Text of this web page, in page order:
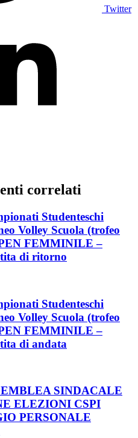
Twitter
correlati
Studenteschi
Volley Scuola (trofeo
FEMMINILE –
di ritorno
Studenteschi
Volley Scuola (trofeo
FEMMINILE –
di andata
SINDACALE
ELEZIONI CSPI
PERSONALE